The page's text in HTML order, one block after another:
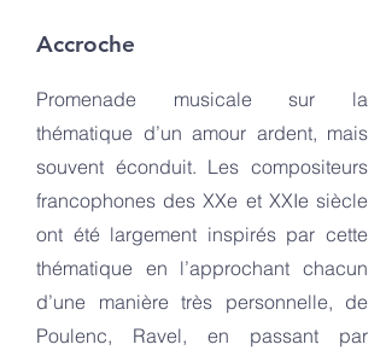
Accroche
Promenade musicale sur la
thématique d’un amour ardent, mais
souvent éconduit. Les compositeurs
francophones des XXe et XXIe siècle
ont été largement inspirés par cette
thématique en l’approchant chacun
d’une manière très personnelle, de
Poulenc, Ravel, en passant par